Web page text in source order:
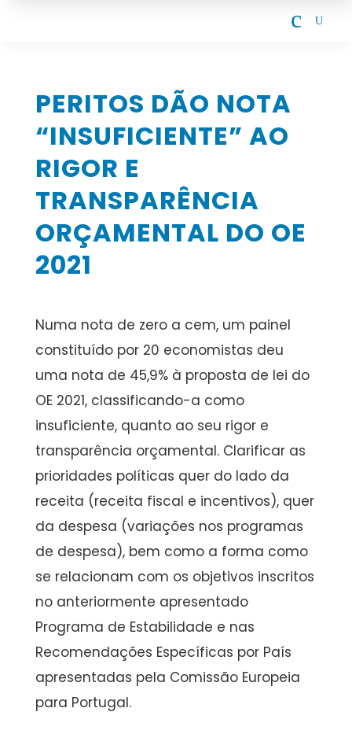
c U
PERITOS DÃO NOTA
“INSUFICIENTE” AO
RIGOR E
TRANSPARÊNCIA
ORÇAMENTAL DO OE
2021
Numa nota de zero a cem, um painel
constituído por 20 economistas deu
uma nota de 45,9% à proposta de lei do
OE 2021, classificando-a como
insuficiente, quanto ao seu rigor e
transparência orçamental. Clarificar as
prioridades políticas quer do lado da
receita (receita fiscal e incentivos), quer
da despesa (variações nos programas
de despesa), bem como a forma como
se relacionam com os objetivos inscritos
no anteriormente apresentado
Programa de Estabilidade e nas
Recomendações Específicas por País
apresentadas pela Comissão Europeia
para Portugal.